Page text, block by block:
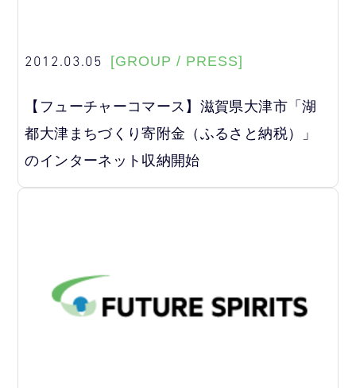
2012.03.05 [GROUP / PRESS]
【フューチャーコマース】滋賀県大津市「湖
都大津まちづくり寄附金（ふるさと納税）」
のインターネット収納開始